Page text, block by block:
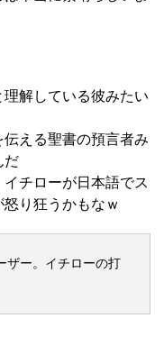
解している彼みたい
える聖書の預言者み
だ
チローが日本語でス
り狂うかもなｗ
ザー。イチローの打